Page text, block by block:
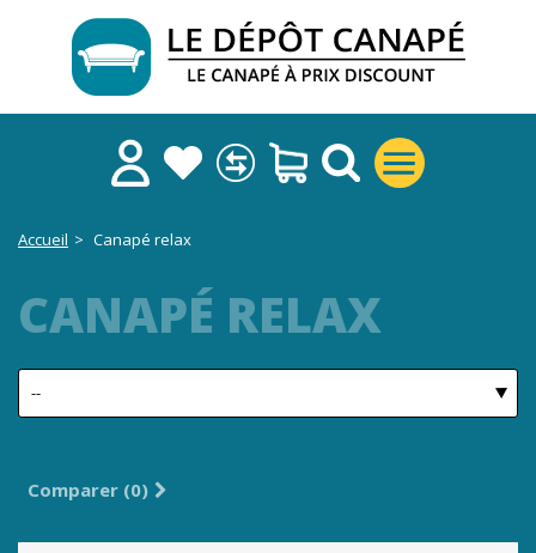
Accueil > Canapé relax
CANAPÉ RELAX
Comparer (0)